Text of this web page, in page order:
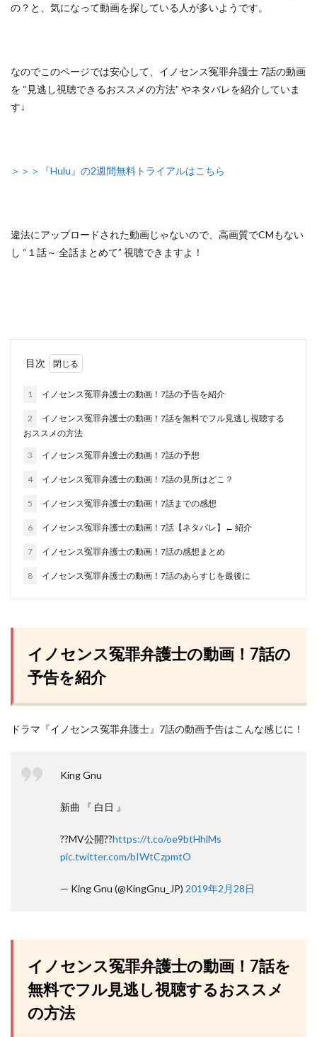
の？ と、気になって動画を探している人が多いようです。
なのでこのページでは安心して、 イノセンス冤罪弁護士 7話の動画
を “見逃し視聴できるおススメの方法” やネタバレを紹介していま
す↓
＞＞＞『Hulu』の2週間無料トライアルはこちら
違法にアップロードされた動画じゃないので 、高画質でCMもない
し “１話～ 全話まとめて” 視聴できますよ！
目次
1 イノセンス冤罪弁護士の動画！7話の予告を紹介
2
イノセンス冤罪弁護士の動画！7話を無料でフル見逃し視聴する
おススメの方法
3 イノセンス冤罪弁護士の動画！7話の予想
4 イノセンス冤罪弁護士の動画！7話の見所はどこ？
5 イノセンス冤罪弁護士の動画！7話までの感想
6 イノセンス冤罪弁護士の動画！7話【ネタバレ】← 紹介
7 イノセンス冤罪弁護士の動画！7話の感想まとめ
8 イノセンス冤罪弁護士の動画！7話のあらすじを最後に
イノセンス冤罪弁護士の動画！7話の
予告を紹介
ドラマ『イノセンス冤罪弁護士』7話の動画予告はこんな感じに！
King Gnu
新曲 『 白日 』
??MV公開??https://t.co/oe9btHhlMs
pic.twitter.com/bIWtCzpmtO
— King Gnu (@KingGnu_JP) 2019年2月28日
イノセンス冤罪弁護士の動画！7話を
無料でフル見逃し視聴するおススメ
の方法